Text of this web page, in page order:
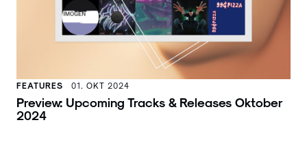
FEATURES 01. OKT 2024
Preview: Upcoming Tracks & Releases Oktober
2024